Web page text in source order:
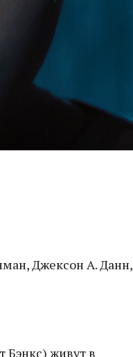
Джексон А. Данн,
Бэнкс) живут в